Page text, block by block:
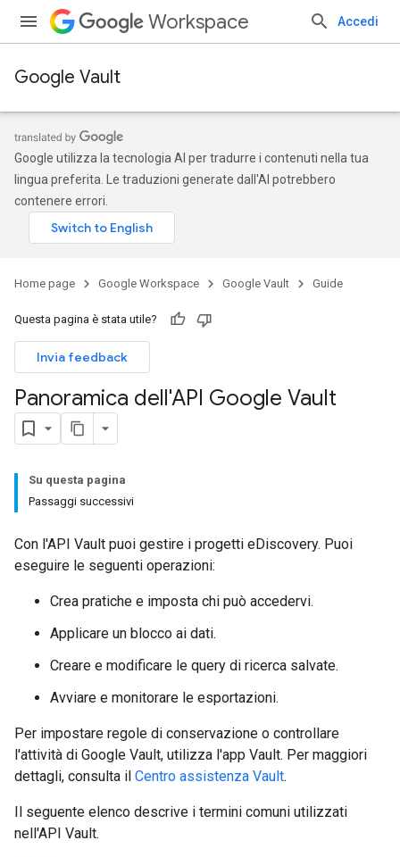
Workspace Accedi
Google Vault
Google utilizza la tecnologia AI per tradurre i contenuti nella tua
lingua preferita. Le traduzioni generate dall'AI potrebbero
contenere errori.
Home page Google Workspace Google Vault Guide
Questa pagina è stata utile?
Invia feedback
Panoramica dell'API Google Vault
Su questa pagina
Passaggi successivi
Con l'API Vault puoi gestire i progetti eDiscovery. Puoi
eseguire le seguenti operazioni:
Crea pratiche e imposta chi può accedervi.
Applicare un blocco ai dati.
Creare e modificare le query di ricerca salvate.
Avviare e monitorare le esportazioni.
Per impostare regole di conservazione o controllare
l'attività di Google Vault, utilizza l'app Vault. Per maggiori
dettagli, consulta il Centro assistenza Vault.
Il seguente elenco descrive i termini comuni utilizzati
nell'API Vault.